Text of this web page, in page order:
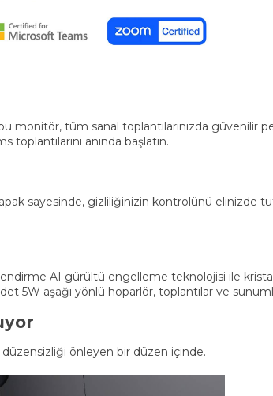
monitör, tüm sanal toplantılarınızda güvenilir
toplantılarını anında başlatın.
sayesinde, gizliliğinizin kontrolünü elinizde
AI gürültü engelleme teknolojisi ile
5W aşağı yönlü hoparlör, toplantılar ve
düzensizliği önleyen bir düzen içinde.